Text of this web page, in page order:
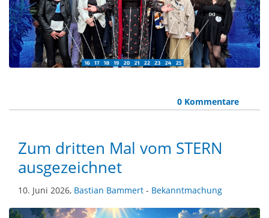
0 Kommentare
Zum dritten Mal vom STERN
ausgezeichnet
10. Juni 2026, Bastian Bammert - Bekanntmachung